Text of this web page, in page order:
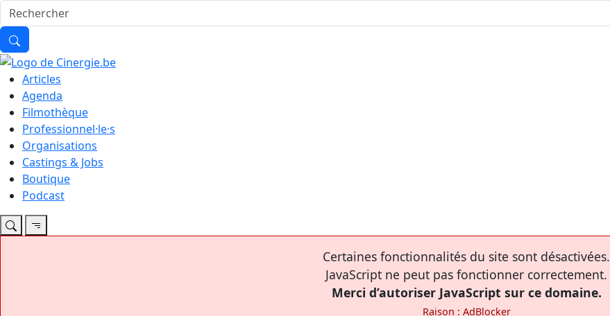
Articles
Agenda
Filmothèque
Professionnel·le·s
Organisations
Castings & Jobs
Boutique
Podcast
Certaines fonctionnalités du site sont désactivées.
JavaScript ne peut pas fonctionner correctement.
Merci d’autoriser JavaScript sur ce domaine.
Raison : AdBlocker